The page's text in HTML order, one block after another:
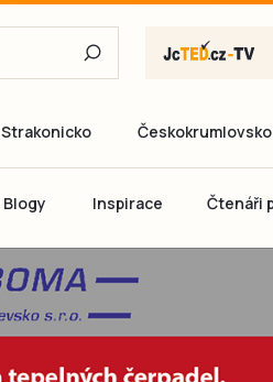
Strakonicko Českokrumlovsko
Blogy Inspirace Čtenáři